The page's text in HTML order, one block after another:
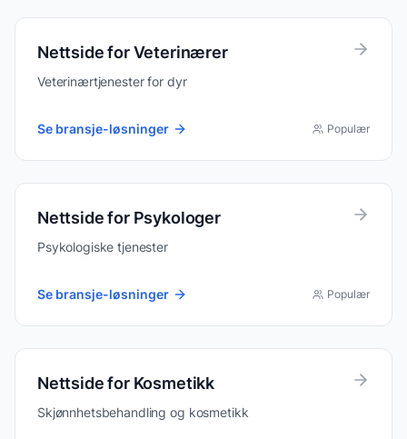
Nettside forVeterinærer
Veterinærtjenester for dyr
Se bransje-løsninger Populær
Nettside for Psykologer
Psykologiske tjenester
Se bransje-løsninger Populær
Nettside for Kosmetikk
Skjønnhetsbehandling og kosmetikk